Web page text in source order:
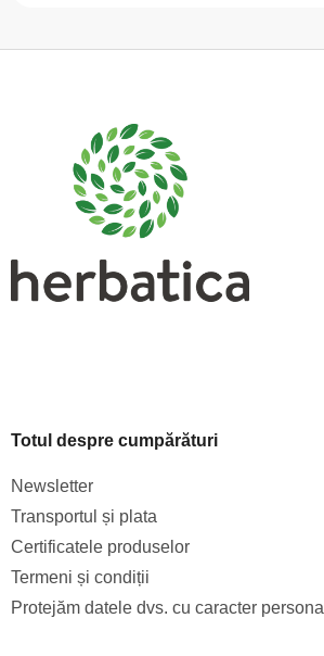
Totul despre cumpărături
Newsletter
Transportul și plata
Certificatele produselor
Termeni și condiții
Protejăm datele dvs. cu caracter personal